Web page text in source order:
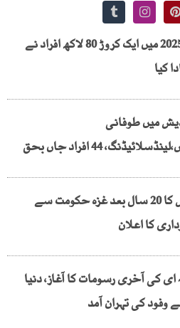
سال 2025 میں ایک کروڑ 80 لاکھ افراد نے
کیا
میں طوفانی
44 افراد جاں بحق
حماس کا 20 سال بعد غزہ حکومت سے
کا اعلان
کی آخری رسومات کا آغاز، دنیا
وفود کی تہران آمد